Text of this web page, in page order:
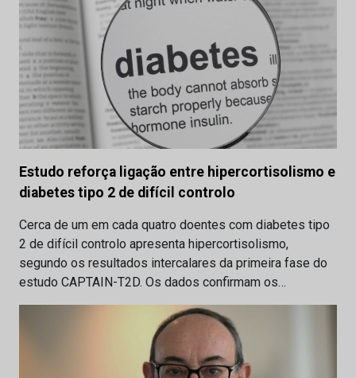
Estudo reforça ligação entre hipercortisolismo e
diabetes tipo 2 de difícil controlo
Cerca de um em cada quatro doentes com diabetes tipo
2 de difícil controlo apresenta hipercortisolismo,
segundo os resultados intercalares da primeira fase do
estudo CAPTAIN-T2D. Os dados confirmam os…